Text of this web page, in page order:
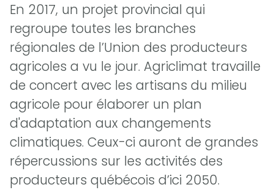
En 2017, un projet provincial qui
regroupe toutes les branches
régionales de l’Union des producteurs
agricoles a vu le jour. Agriclimat travaille
de concert avec les artisans du milieu
agricole pour élaborer un plan
d'adaptation aux changements
climatiques. Ceux-ci auront de grandes
répercussions sur les activités des
producteurs québécois d’ici 2050.